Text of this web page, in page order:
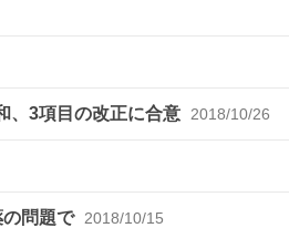
、3項目の改正に合意 2018/10/26
問題で 2018/10/15